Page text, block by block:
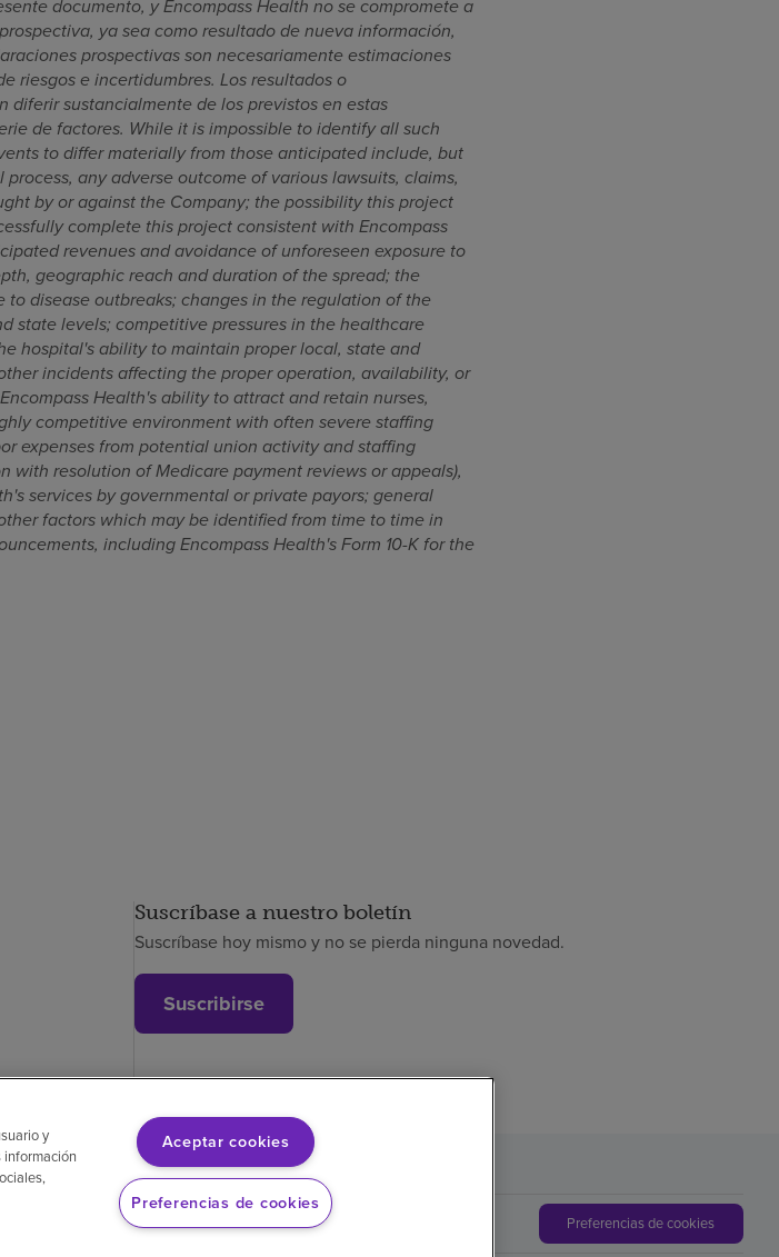
documento, y Encompass Health no se compromete a
ya sea como resultado de nueva información,
prospectivas son necesariamente estimaciones
riesgos e incertidumbres. Los resultados o
sustancialmente de los previstos en estas
de factores. While it is impossible to identify all such
to differ materially from those anticipated include, but
any adverse outcome of various lawsuits, claims,
by or against the Company; the possibility this project
complete this project consistent with Encompass
revenues and avoidance of unforeseen exposure to
geographic reach and duration of the spread; the
disease outbreaks; changes in the regulation of the
state levels; competitive pressures in the healthcare
hospital's ability to maintain proper local, state and
incidents affecting the proper operation, availability, or
Health's ability to attract and retain nurses,
competitive environment with often severe staffing
expenses from potential union activity and staffing
with resolution of Medicare payment reviews or appeals),
services by governmental or private payors; general
factors which may be identified from time to time in
including Encompass Health's Form 10-K for the
Suscríbase a nuestro boletín
Suscríbase hoy mismo y no se pierda ninguna novedad.
Suscribirse
de los proveedores
Preferencias de cookies
y
Aceptar cookies
Preferencias de cookies